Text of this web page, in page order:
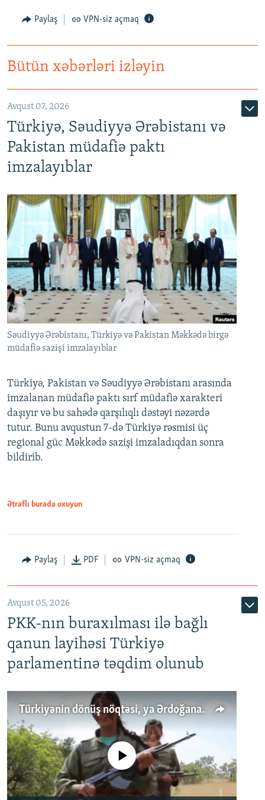
Paylaş VPN-siz açmaq
Bütün xəbərləri izləyin
Avqust 07, 2026
Türkiyə, Səudiyyə Ərəbistanı və
Pakistan müdafiə paktı
imzalayıblar
Səudiyyə Ərəbistanı, Türkiyə və Pakistan Məkkədə birgə
müdafiə sazişi imzalayıblar
Türkiyə, Pakistan və Səudiyyə Ərəbistanı arasında
imzalanan müdafiə paktı sırf müdafiə xarakteri
daşıyır və bu sahədə qarşılıqlı dəstəyi nəzərdə
tutur. Bunu avqustun 7-də Türkiyə rəsmisi üç
regional güc Məkkədə sazişi imzaladıqdan sonra
bildirib.
Ətraflı burada oxuyun
Paylaş PDF VPN-siz açmaq
Avqust 05, 2026
PKK-nın buraxılması ilə bağlı
qanun layihəsi Türkiyə
parlamentinə təqdim olunub
Türkiyənin dönüş nöqtəsi, ya Ərdoğana üçüncü şans: PKK ilə qəfil barışıq nə deməkdir?
No media source currently available